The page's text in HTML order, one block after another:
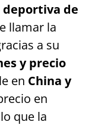
de
llamar la
a su
y precio
en China y
en
que la